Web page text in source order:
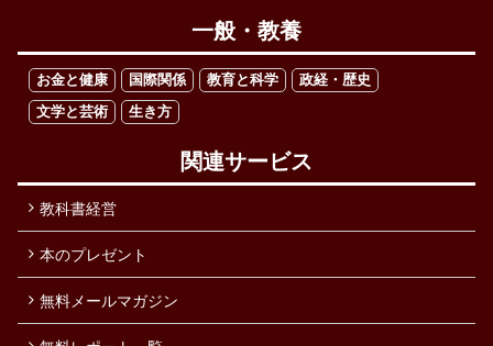
一般・教養
お金と健康 国際関係 教育と科学
政経・歴史
文学と芸術
生き方
関連サービス
教科書経営
本のプレゼント
無料メールマガジン